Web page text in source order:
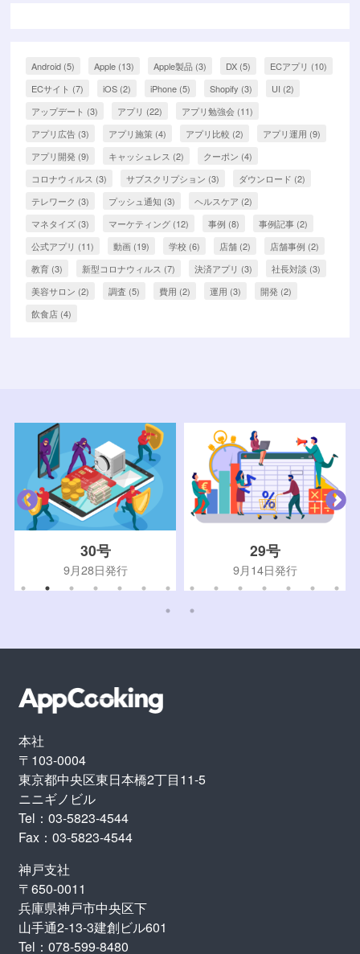
Android (5) Apple (13) Apple製品 (3) DX (5) ECアプリ (10)
ECサイト (7) iOS (2) iPhone (5) Shopify (3) UI (2)
アップデート (3) アプリ (22) アプリ勉強会 (11)
アプリ広告 (3) アプリ施策 (4) アプリ比較 (2) アプリ運用 (9)
アプリ開発 (9) キャッシュレス (2) クーポン (4)
コロナウィルス (3) サブスクリプション (3) ダウンロード (2)
テレワーク (3) プッシュ通知 (3) ヘルスケア (2)
マネタイズ (3) マーケティング (12) 事例 (8) 事例記事 (2)
公式アプリ (11) 動画 (19) 学校 (6) 店舗 (2) 店舗事例 (2)
教育 (3) 新型コロナウィルス (7) 決済アプリ (3) 社長対談 (3)
美容サロン (2) 調査 (5) 費用 (2) 運用 (3) 開発 (2)
飲食店 (4)
30号
9月28日発行
29号
9月14日発行
本社
〒103-0004
東京都中央区東日本橋2丁目11-5
ニニギノビル
Tel：03-5823-4544
Fax：03-5823-4544
神戸支社
〒650-0011
兵庫県神戸市中央区下
山手通2-13-3建創ビル601
Tel：078-599-8480